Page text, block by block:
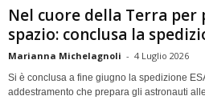
Nel cuore della Terra
spazio: conclusa la
Marianna Michelagnoli - 4 Luglio 2026
Si è conclusa a fine giugno la spedizione
addestramento che prepara gli astronauti